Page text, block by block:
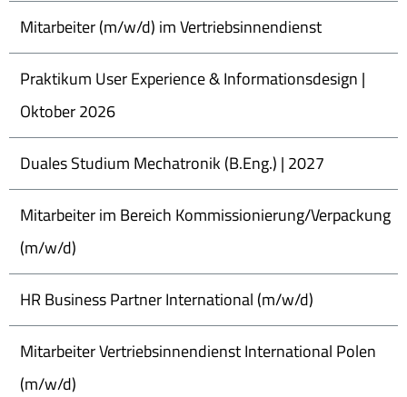
Mitarbeiter (m/w/d) im Vertriebsinnendienst
Praktikum User Experience & Informationsdesign |
Oktober 2026
Duales Studium Mechatronik (B.Eng.) | 2027
Mitarbeiter im Bereich Kommissionierung/Verpackung
(m/w/d)
HR Business Partner International (m/w/d)
Mitarbeiter Vertriebsinnendienst International Polen
(m/w/d)